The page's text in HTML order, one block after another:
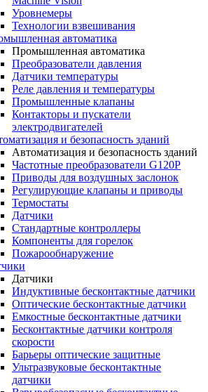
Уровнемеры
Технологии взвешивания
автоматика
Промышленная автоматика
Преобразователи давления
Датчики температуры
Реле давления и температуры
Промышленные клапаны
Контакторы и пускатели
электродвигателей
и безопасность зданий
Автоматизация и безопасность зданий
Частотные преобразователи G120P
Приводы для воздушных заслонок
Регулирующие клапаны и приводы
Термостаты
Датчики
Стандартные контроллеры
Компоненты для горелок
Пожарообнаружение
Датчики
Индуктивные бесконтактные датчики
Оптические бесконтактные датчики
Емкостные бесконтактные датчики
Бесконтактные датчики контроля
скорости
Барьеры оптические защитные
Ультразвуковые бесконтактные
датчики